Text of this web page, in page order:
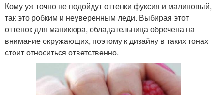
Кому уж точно не подойдут оттенки фуксия и малиновый,
так это робким и неуверенным леди. Выбирая этот
оттенок для маникюра, обладательница обречена на
внимание окружающих, поэтому к дизайну в таких тонах
стоит относиться ответственно.